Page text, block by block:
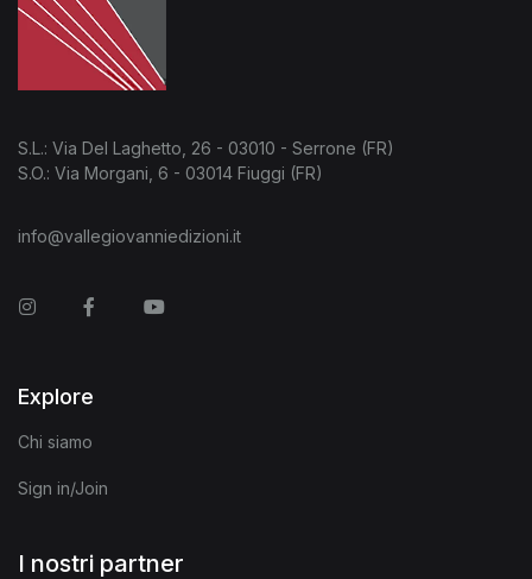
S.L.: Via Del Laghetto, 26 - 03010 - Serrone (FR)
S.O.: Via Morgani, 6 - 03014 Fiuggi (FR)
info@vallegiovanniedizioni.it
InstagramFacebookYou Tube
Explore
Chi siamo
Sign in/Join
I nostri partner